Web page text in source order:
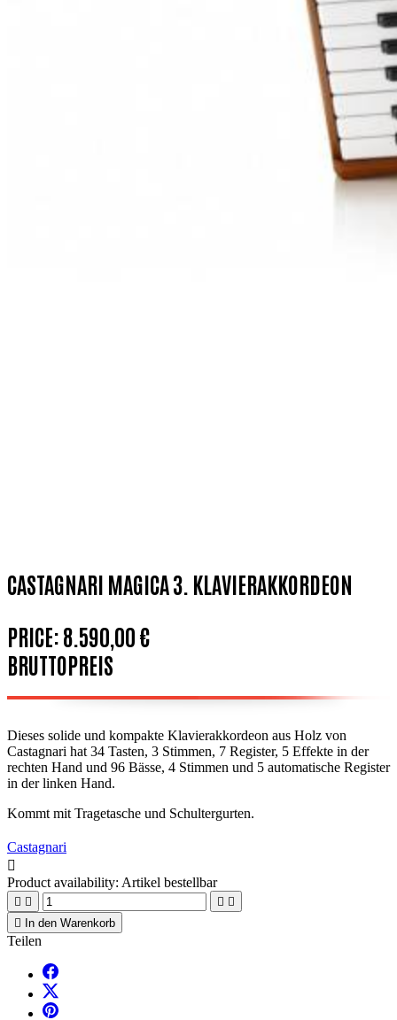
CASTAGNARI MAGICA 3. KLAVIERAKKORDEON
PRICE:8.590,00 €
BRUTTOPREIS
Dieses solide und kompakte Klavierakkordeon aus Holz von
Castagnari hat 34 Tasten, 3 Stimmen, 7 Register, 5 Effekte in der
rechten Hand und 96 Bässe, 4 Stimmen und 5 automatische Register
in der linken Hand.
Kommt mit Tragetasche und Schultergurten.
Castagnari

Product availability: Artikel bestellbar
   
 In den Warenkorb
Teilen